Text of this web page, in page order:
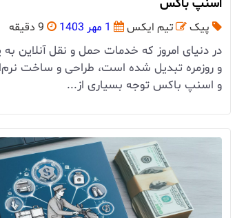
اسنپ باکس
پیک تیم ایکس 1 مهر 1403 9 دقیقه
در دنیای امروز که خدمات حمل و نقل آنلاین به
و روزمره تبدیل شده است، طراحی و ساخت
و اسنپ باکس توجه بسیاری از...